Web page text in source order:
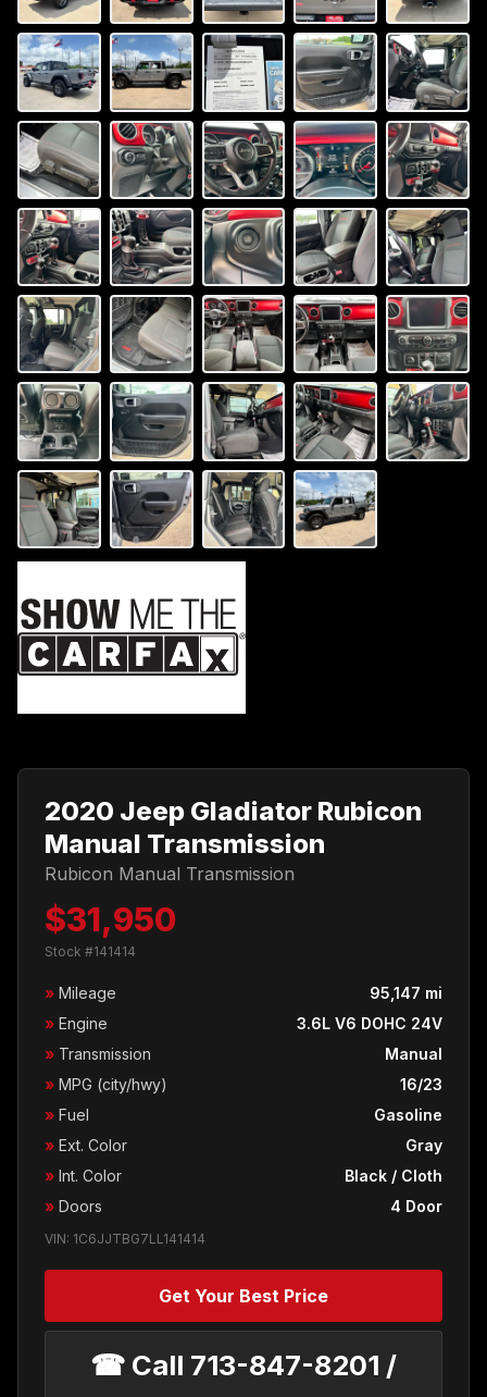
2020 Jeep Gladiator Rubicon
Manual Transmission
Rubicon Manual Transmission
$31,950
Stock #141414
» Mileage
95,147 mi
» Engine
3.6L V6 DOHC 24V
» Transmission
Manual
» MPG (city/hwy)
16/23
» Fuel
Gasoline
» Ext. Color
Gray
» Int. Color
Black / Cloth
» Doors 4 Door
VIN: 1C6JJTBG7LL141414
Get Your Best Price
☎ Call 713-847-8201 /